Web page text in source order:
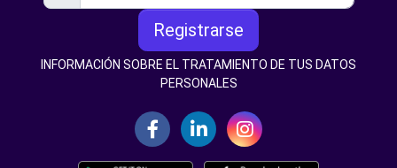
Registrarse
INFORMACIÓN SOBRE EL TRATAMIENTO DE TUS DATOS
PERSONALES